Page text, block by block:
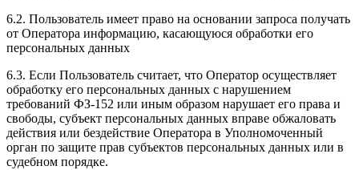
6.2. Пользователь имеет право на основании запроса получать
от Оператора информацию, касающуюся обработки его
персональных данных
6.3. Если Пользователь считает, что Оператор осуществляет
обработку его персональных данных с нарушением
требований ФЗ-152 или иным образом нарушает его права и
свободы, субъект персональных данных вправе обжаловать
действия или бездействие Оператора в Уполномоченный
орган по защите прав субъектов персональных данных или в
судебном порядке.